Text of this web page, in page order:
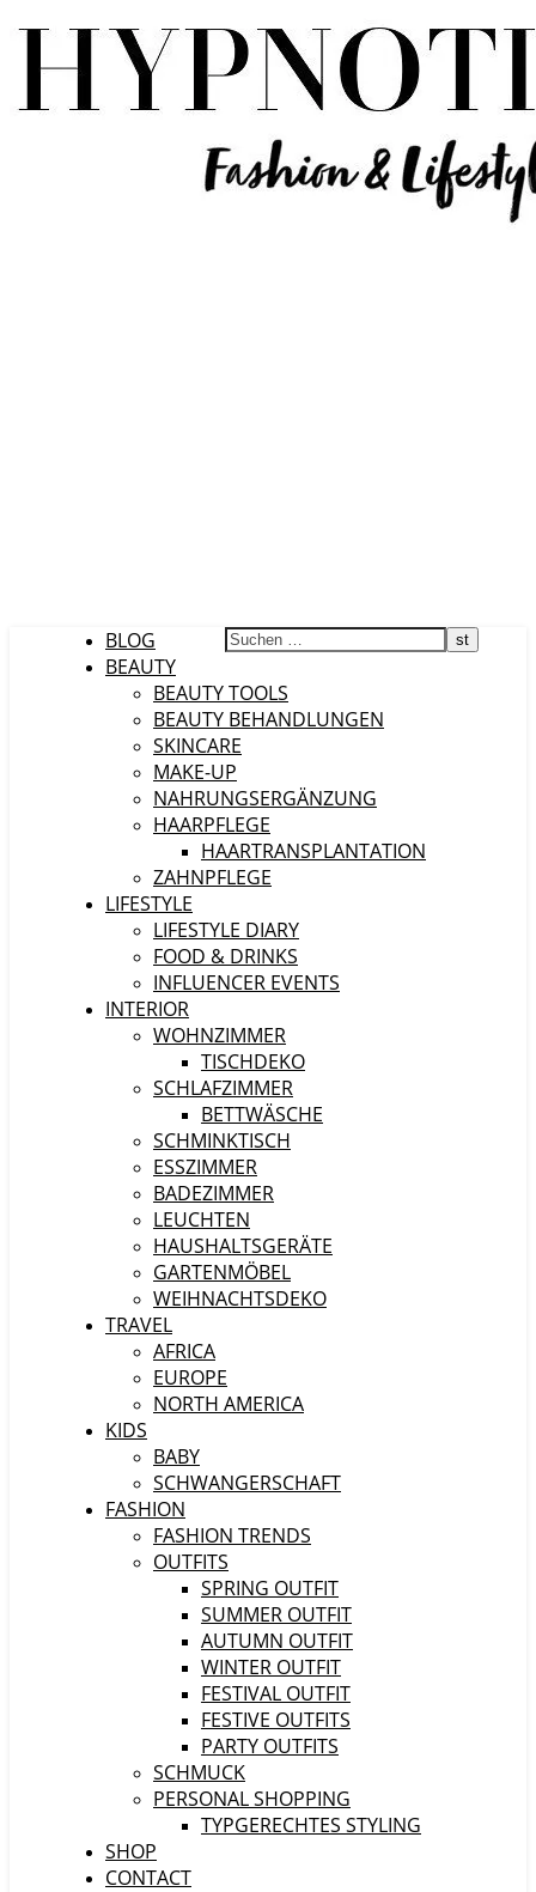
BLOG
BEAUTY
BEAUTY TOOLS
BEAUTY BEHANDLUNGEN
SKINCARE
MAKE-UP
NAHRUNGSERGÄNZUNG
HAARPFLEGE
HAARTRANSPLANTATION
ZAHNPFLEGE
LIFESTYLE
LIFESTYLE DIARY
FOOD & DRINKS
INFLUENCER EVENTS
INTERIOR
WOHNZIMMER
TISCHDEKO
SCHLAFZIMMER
BETTWÄSCHE
SCHMINKTISCH
ESSZIMMER
BADEZIMMER
LEUCHTEN
HAUSHALTSGERÄTE
GARTENMÖBEL
WEIHNACHTSDEKO
TRAVEL
AFRICA
EUROPE
NORTH AMERICA
KIDS
BABY
SCHWANGERSCHAFT
FASHION
FASHION TRENDS
OUTFITS
SPRING OUTFIT
SUMMER OUTFIT
AUTUMN OUTFIT
WINTER OUTFIT
FESTIVAL OUTFIT
FESTIVE OUTFITS
PARTY OUTFITS
SCHMUCK
PERSONAL SHOPPING
TYPGERECHTES STYLING
SHOP
CONTACT